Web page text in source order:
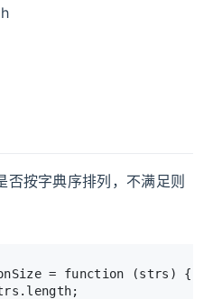
按字典序排列，不满足则
= function (strs ) {
length;